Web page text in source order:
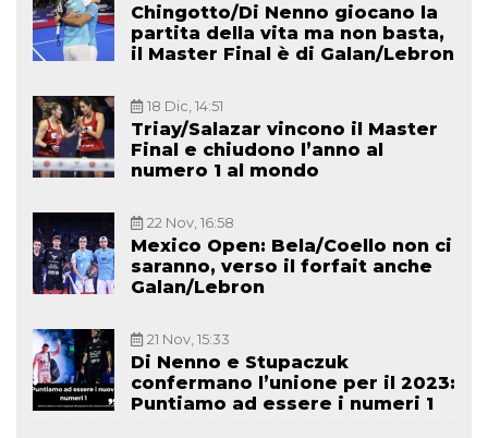
Chingotto/Di Nenno giocano la
partita della vita ma non basta,
il Master Final è di Galan/Lebron
18 Dic, 14:51
Triay/Salazar vincono il Master
Final e chiudono l’anno al
numero 1 al mondo
22 Nov, 16:58
Mexico Open: Bela/Coello non ci
saranno, verso il forfait anche
Galan/Lebron
21 Nov, 15:33
Di Nenno e Stupaczuk
confermano l’unione per il 2023:
Puntiamo ad essere i numeri 1